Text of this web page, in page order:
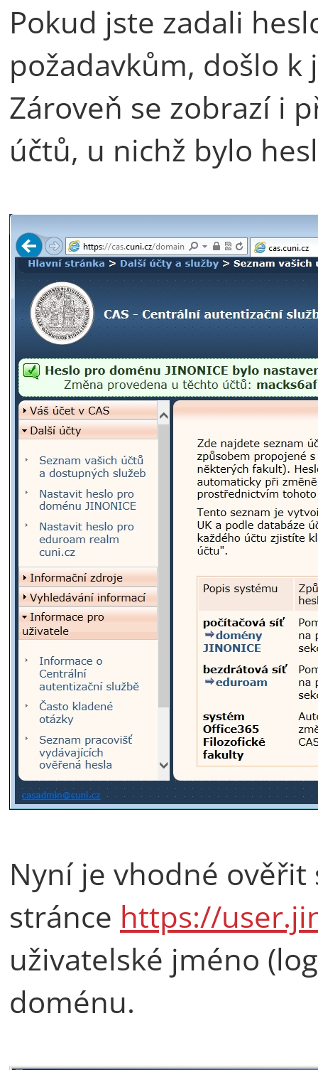
Pokud jste zadali
požadavkům, došlo
Zároveň se zobrazí i
účtů, u nichž bylo
Nyní je vhodné
stránce https://
uživatelské jméno
doménu.